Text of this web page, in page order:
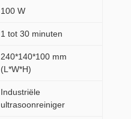
100 W
1 tot 30 minuten
240*140*100 mm
(L*W*H)
Industriële
ultrasoonreiniger